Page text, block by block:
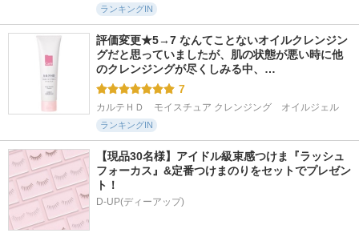
ランキングIN
評価変更★5→7 なんてことないオイルクレンジン
グだと思っていましたが、肌の状態が悪い時に他
のクレンジングが尽くしみる中、…
7
カルテＨＤ　モイスチュア クレンジング　オイルジェル
ランキングIN
【現品30名様】アイドル級束感つけま『ラッシュ
フォーカス』&定番つけまのりをセットでプレゼン
ト！
D-UP(ディーアップ)